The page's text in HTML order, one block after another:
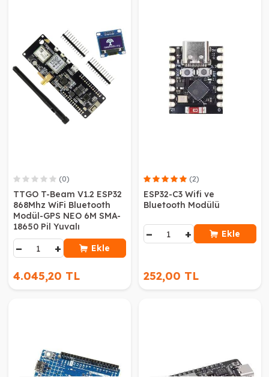
(0)
TTGO T-Beam V1.2 ESP32
868Mhz WiFi Bluetooth
Modül-GPS NEO 6M SMA-
18650 Pil Yuvalı
− + Ekle
4.045,20 TL
(2)
ESP32-C3 Wifi ve
Bluetooth Modülü
− + Ekle
252,00 TL